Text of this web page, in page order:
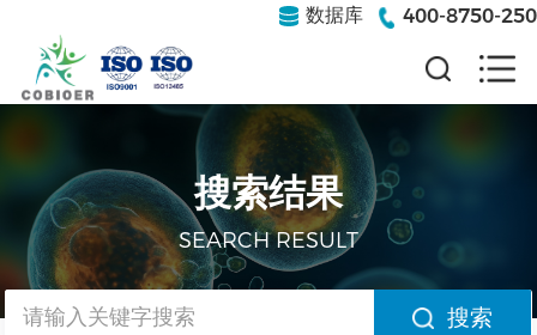
数据库 400-8750-250
搜索结果
SEARCH RESULT
搜索